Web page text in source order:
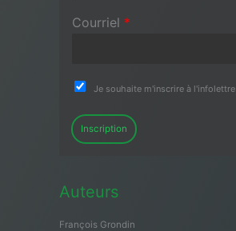
Courriel *
Je souhaite m'inscrire à l'infolettre
Inscription
Auteurs
François Grondin